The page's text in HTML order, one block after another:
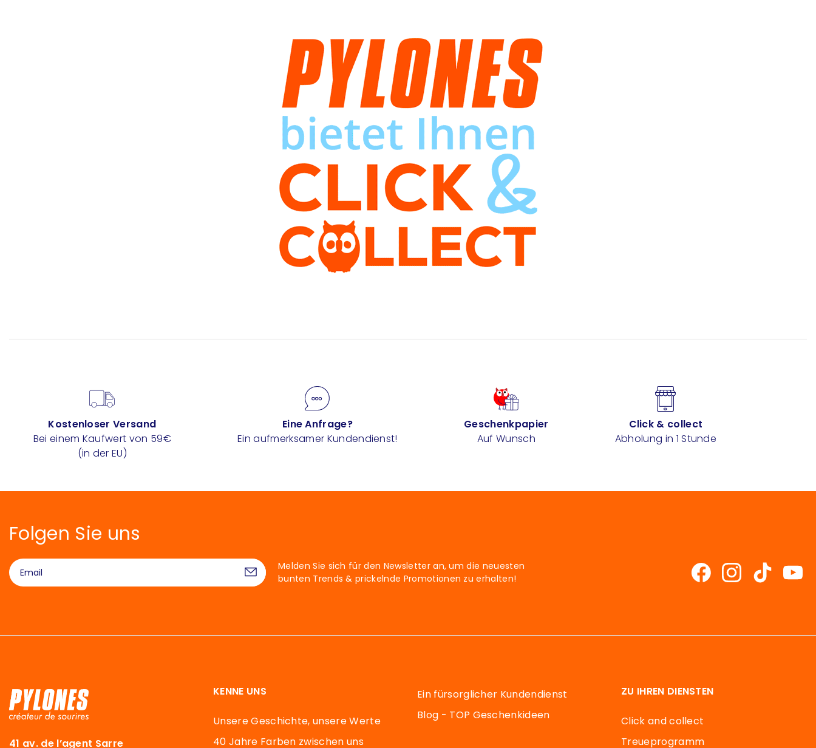
Kostenloser Versand
Bei einem Kaufwert von 59€
(in der EU)
Eine Anfrage?
Ein aufmerksamer Kundendienst!
Geschenkpapier
Auf Wunsch
Click & collect
Abholung in 1 Stunde
Folgen Sie uns
Melden Sie sich für den Newsletter an, um die neuesten
bunten Trends & prickelnde Promotionen zu erhalten!
41 av. de l’agent Sarre
KENNE UNS
Unsere Geschichte, unsere Werte
40 Jahre Farben zwischen uns
Ein fürsorglicher Kundendienst
Blog - TOP Geschenkideen
ZU IHREN DIENSTEN
Click and collect
Treueprogramm